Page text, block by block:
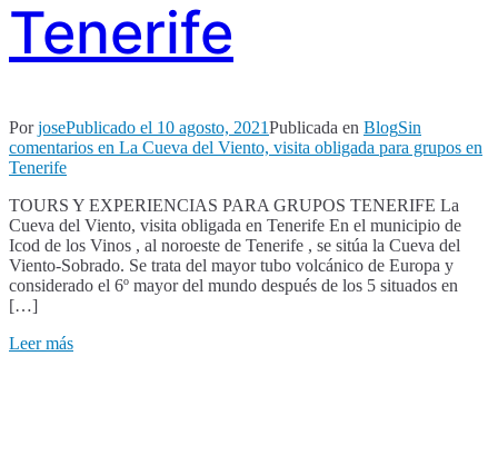
Tenerife
PorjosePublicado el 10 agosto, 2021Publicada en BlogSin
comentarios en La Cueva del Viento, visita obligada para grupos en
Tenerife
TOURS Y EXPERIENCIAS PARA GRUPOS TENERIFE La
Cueva del Viento, visita obligada en Tenerife En el municipio de
Icod de los Vinos , al noroeste de Tenerife , se sitúa la Cueva del
Viento-Sobrado. Se trata del mayor tubo volcánico de Europa y
considerado el 6º mayor del mundo después de los 5 situados en
[…]
Leer más